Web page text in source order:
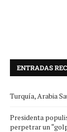
ENTRADAS
Turquía, Arabia
Presidenta
perpetrar un